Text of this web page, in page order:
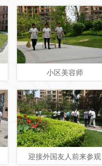
小区美容师
迎接外国友人前来参观